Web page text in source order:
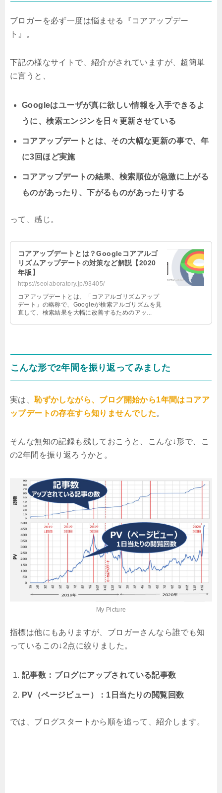
ブロガーを必ず一度は悩ませる『コアアップデー
ト』。
下記の様なサイトで、紹介がされていますが、超簡単
に言うと、
Googleはユーザが真に欲しい情報を入手できるよ
うに、検索エンジンを日々更新させている
コアアップデートとは、その大幅な更新の事で、 年
に3回ほど実施
コアアップデートの結果、検索順位が急激に上がる
ものがあったり、下がるものがあったりする
って、感じ。
コアアップデートとは？Googleコアアルゴ
リズムアップデートの対策など解説【2020
年版】
https://seolaboratory.jp/93405/
コアアップデートとは、「コアアルゴリズムアップ
デート」の略称で、Googleが検索アルゴリズムを見
直して、検索結果を大幅に改善するためのアッ...
こんな形で2年間を振り返ってみました
実は、恥ずかしながら、 ブログ開始から1年間はコアア
ップデートの存在すら知りませんでした。
そんな無知の記録も残しておこうと、こんな↓形で、こ
の2年間を振り返ろうかと。
My Picture
指標は他にもありますが、ブロガーさんなら誰でも知
っているこの↓2点に絞りました。
記事数：ブログにアップされている記事数
PV（ページビュー）：1日当たりの閲覧回数
では、ブログスタートから順を追って、紹介します。